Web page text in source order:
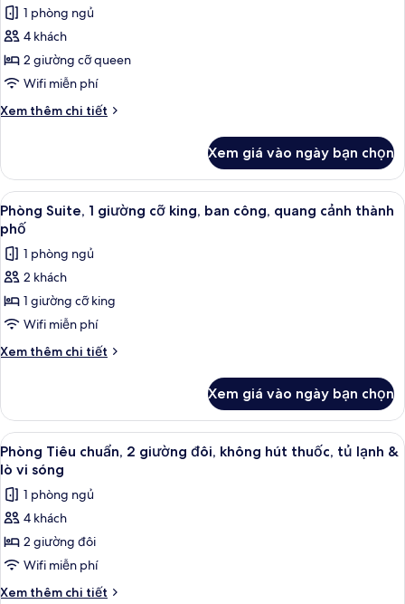
tủ
lạnh
&
lò
vi
sóng
cỡ
king,
hút
thuốc,
lạnh
sóng
ảnh
Phòng
Tiêu
chuẩn,
2
queen,
không
hút
thuốc,
tủ
lạnh
&
lò
vi
sóng
1 phòng ngủ
4 khách
2 giường cỡ queen
Wifi miễn phí
Xem thêm chi tiết
Chi
Phòng
Tiêu
chuẩn,
2
giường
cỡ
queen,
hút
thuốc,
lạnh
sóng
Xem giá vào ngày bạn chọn
Xem
tất
cả
ảnh
Phòng
Suite,
1
giường
ban
công,
quang
cảnh
thành
phố
Phòng Suite, 1 giường cỡ king, ban
5
Phòng Suite, 1 giường cỡ king, ban công, quang cảnh thành
phố
1 phòng ngủ
2 khách
1 giường cỡ king
Wifi miễn phí
Xem thêm chi tiết
Chi
Phòng
Suite,
1
giường
king,
ban
quang
cảnh
phố
Xem giá vào ngày bạn chọn
Xem
tất
cả
ảnh
Phòng
Tiêu
chuẩn,
2
Phòng Tiêu chuẩn, 2 giường đôi,
5
Phòng Tiêu chuẩn, 2 giường đôi, không hút thuốc, tủ lạnh &
lò vi sóng
1 phòng ngủ
4 khách
2 giường đôi
Wifi miễn phí
Xem thêm chi tiết
Chi